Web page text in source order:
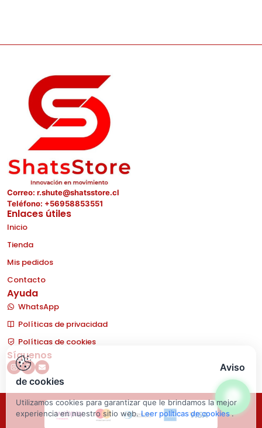
Correo: r.shute@shatsstore.cl
Teléfono: +56958853551
Enlaces útiles
Inicio
Tienda
Mis pedidos
Contacto
Ayuda
WhatsApp
Políticas de privacidad
Políticas de cookies
Síguenos
Aviso
de cookies
Utilizamos cookies para garantizar que le brindamos la mejor
experiencia en nuestro sitio web.Leer políticas de cookies.